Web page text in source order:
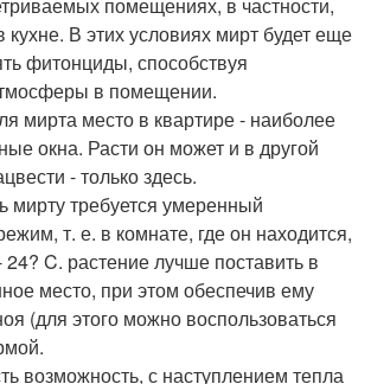
помещениях, в частности,
кухне. В этих условиях мирт будет еще
фитонциды, способствуя
в помещении.
мирта место в квартире - наиболее
окна. Расти он может и в другой
- только здесь.
мирту требуется умеренный
т. е. в комнате, где он находится,
C. растение лучше поставить в
место, при этом обеспечив ему
(для этого можно воспользоваться
возможность, с наступлением тепла